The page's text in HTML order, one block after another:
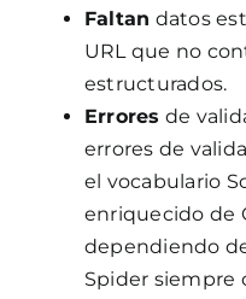
Faltan datos
URL que no
estructurados.
Errores de
errores de
el vocabulario
enriquecido de
dependiendo
Spider siempre